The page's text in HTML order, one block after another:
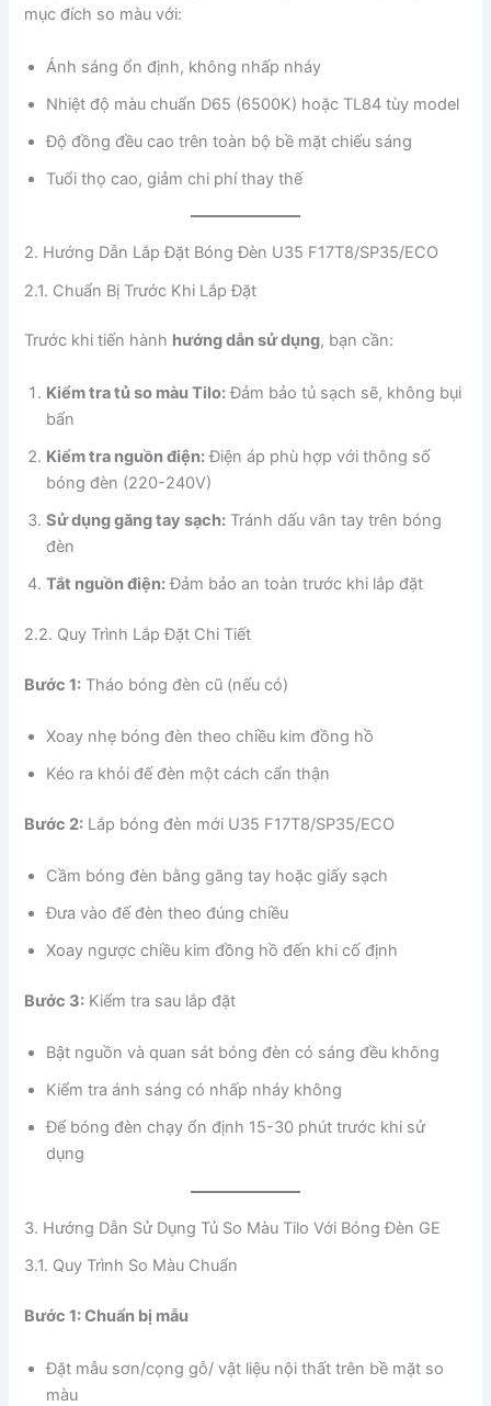
mục đích so màu với:
Ánh sáng ổn định, không nhấp nháy
Nhiệt độ màu chuẩn D65 (6500K) hoặc TL84 tùy model
Độ đồng đều cao trên toàn bộ bề mặt chiếu sáng
Tuổi thọ cao, giảm chi phí thay thế
2. Hướng Dẫn Lắp Đặt Bóng Đèn U35 F17T8/SP35/ECO
2.1. Chuẩn Bị Trước Khi Lắp Đặt
Trước khi tiến hành hướng dẫn sử dụng, bạn cần:
Kiểm tra tủ so màu Tilo:Đảm bảo tủ sạch sẽ, không bụi
bẩn
Kiểm tra nguồn điện:Điện áp phù hợp với thông số
bóng đèn (220-240V)
Sử dụng găng tay sạch: Tránh dấu vân tay trên bóng
đèn
Tắt nguồn điện:Đảm bảo an toàn trước khi lắp đặt
2.2. Quy Trình Lắp Đặt Chi Tiết
Bước 1: Tháo bóng đèn cũ (nếu có)
Xoay nhẹ bóng đèn theo chiều kim đồng hồ
Kéo ra khỏi đế đèn một cách cẩn thận
Bước 2: Lắp bóng đèn mới U35 F17T8/SP35/ECO
Cầm bóng đèn bằng găng tay hoặc giấy sạch
Đưa vào đế đèn theo đúng chiều
Xoay ngược chiều kim đồng hồ đến khi cố định
Bước 3: Kiểm tra sau lắp đặt
Bật nguồn và quan sát bóng đèn có sáng đều không
Kiểm tra ánh sáng có nhấp nháy không
Để bóng đèn chạy ổn định 15-30 phút trước khi sử
dụng
3. Hướng Dẫn Sử Dụng Tủ So Màu Tilo Với Bóng Đèn GE
3.1. Quy Trình So Màu Chuẩn
Bước 1: Chuẩn bị mẫu
Đặt mẫu sơn/cọng gỗ/ vật liệu nội thất trên bề mặt so
màu